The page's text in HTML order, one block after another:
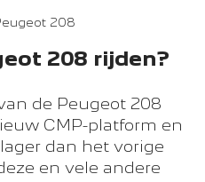
208
208 rijden?
de Peugeot 208
CMP-platform en
dan het vorige
en vele andere